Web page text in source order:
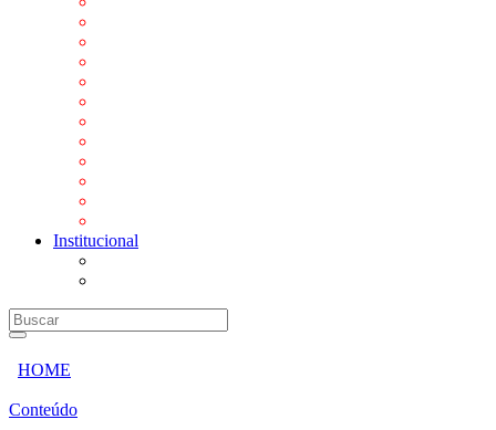
Institucional
HOME
Conteúdo